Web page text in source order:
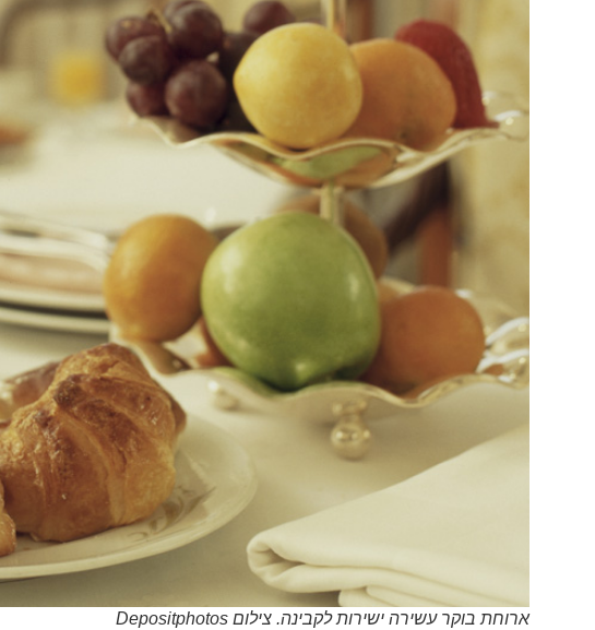
ארוחת בוקר עשירה ישירות לקבינה. צילום Depositphotos